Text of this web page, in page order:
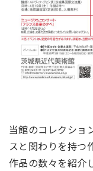
当館のコレクショ
スと関わりを持つ
作品の数々を紹介